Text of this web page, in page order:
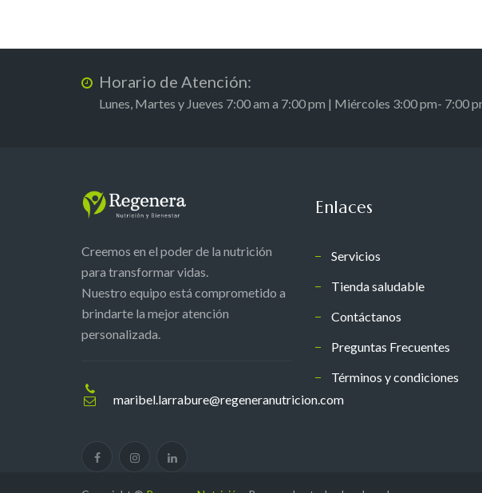
Horario de Atención:
Lunes, Martes y Jueves 7:00 am a 7:00 pm | Miércoles 3:00 pm- 7:00
Creemos en el poder de la nutrición
para transformar vidas.
Nuestro equipo está comprometido a
brindarte la mejor atención
personalizada.
maribel.larrabure@regeneranutricion.com
Enlaces
Servicios
Tienda saludable
Contáctanos
Preguntas Frecuentes
Términos y condiciones